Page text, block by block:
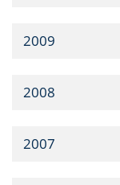
2009
2008
2007